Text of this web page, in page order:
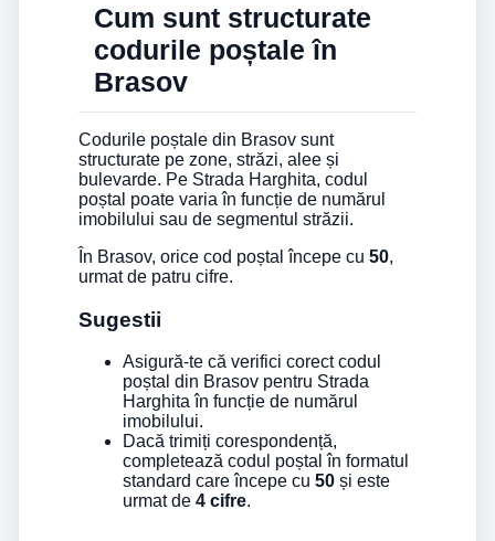
Cum sunt structurate
codurile poștale în
Brasov
Codurile poștale din Brasov sunt
structurate pe zone, străzi, alee și
bulevarde. Pe Strada Harghita, codul
poștal poate varia în funcție de numărul
imobilului sau de segmentul străzii.
În Brasov, orice cod poștal începe cu 50,
urmat de patru cifre.
Sugestii
Asigură-te că verifici corect codul
poștal din Brasov pentru Strada
Harghita în funcție de numărul
imobilului.
Dacă trimiți corespondență,
completează codul poștal în formatul
standard care începe cu 50 și este
urmat de 4 cifre.